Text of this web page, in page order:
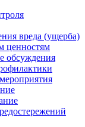
вреда (ущерба)
ценностям
обсуждения